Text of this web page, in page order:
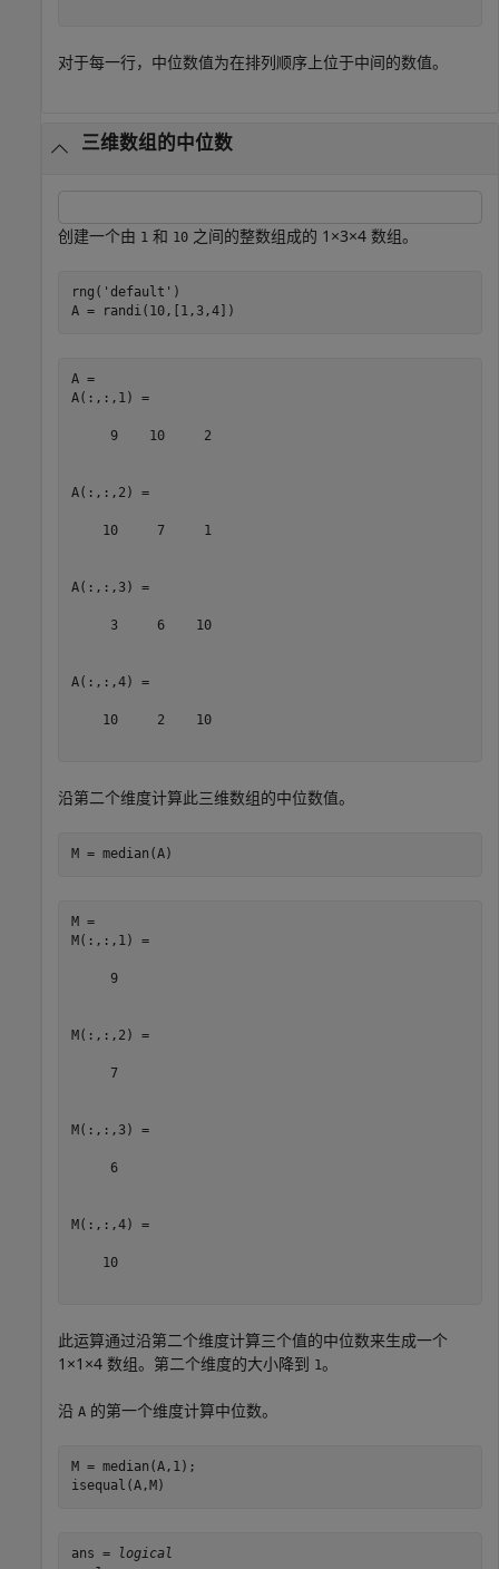
对于每一行，中位数值为在排列顺序上位于中间的数值。
三维数组的中位数
创建一个由 1 和 10 之间的整数组成的 1×3×4 数组。
rng( 'default' )
A = randi(10,[1,3,4])
A =
A(:,:,1) =
     9    10     2
A(:,:,2) =
    10     7     1
A(:,:,3) =
     3     6    10
A(:,:,4) =
    10     2    10
沿第二个维度计算此三维数组的中位数值。
M = median(A)
M =
M(:,:,1) =
     9
M(:,:,2) =
     7
M(:,:,3) =
     6
M(:,:,4) =
    10
此运算通过沿第二个维度计算三个值的中位数来生成一个
1×1×4 数组。第二个维度的大小降到 1。
沿 A 的第一个维度计算中位数。
M = median(A,1);
isequal(A,M)
ans =
logical